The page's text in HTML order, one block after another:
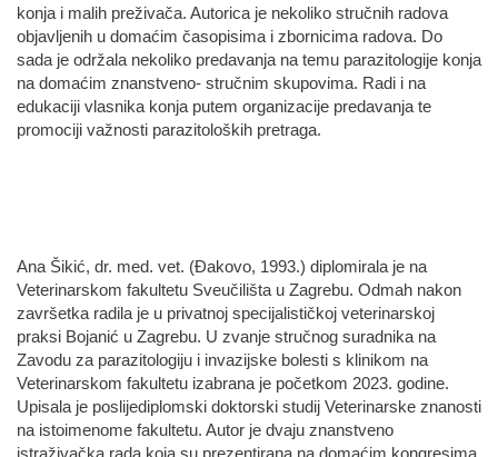
konja i malih preživača. Autorica je nekoliko stručnih radova
objavljenih u domaćim časopisima i zbornicima radova. Do
sada je održala nekoliko predavanja na temu parazitologije konja
na domaćim znanstveno- stručnim skupovima. Radi i na
edukaciji vlasnika konja putem organizacije predavanja te
promociji važnosti parazitoloških pretraga.
Ana Šikić, dr. med. vet. (Đakovo, 1993.) diplomirala je na
Veterinarskom fakultetu Sveučilišta u Zagrebu. Odmah nakon
završetka radila je u privatnoj specijalističkoj veterinarskoj
praksi Bojanić u Zagrebu. U zvanje stručnog suradnika na
Zavodu za parazitologiju i invazijske bolesti s klinikom na
Veterinarskom fakultetu izabrana je početkom 2023. godine.
Upisala je poslijediplomski doktorski studij Veterinarske znanosti
na istoimenome fakultetu. Autor je dvaju znanstveno